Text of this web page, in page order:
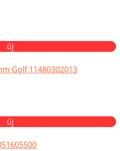
új
Golf 11480302013
új